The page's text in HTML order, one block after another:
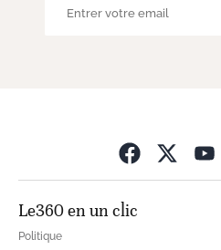
Le360 en un clic
Politique